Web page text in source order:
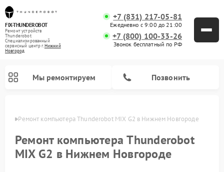
FIX-THUNDEROBOT
Ремонт устройств
Thunderobot
Специализированный
cервисный центр г.Нижний
Новгород
+7 (831) 217-05-81
Ежедневно с 9:00 до 21:00
+7 (800) 100-33-26
Звонок бесплатный по РФ
Мы ремонтируем Позвонить
Ремонт компьютера Thunderobot MIX G2 в Нижнем Новгороде
Ремонт компьютера Thunderobot
MIX G2 в Нижнем Новгороде